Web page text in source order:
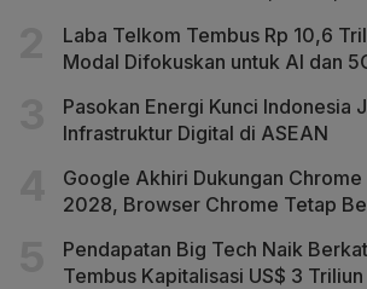
Laba Telkom Tembus Rp 10,6
Modal Difokuskan untuk AI dan
Pasokan Energi Kunci Indonesia
Infrastruktur Digital di ASEAN
Google Akhiri Dukungan
2028, Browser Chrome Tetap
Pendapatan Big Tech Naik
Tembus Kapitalisasi US$ 3 Triliun